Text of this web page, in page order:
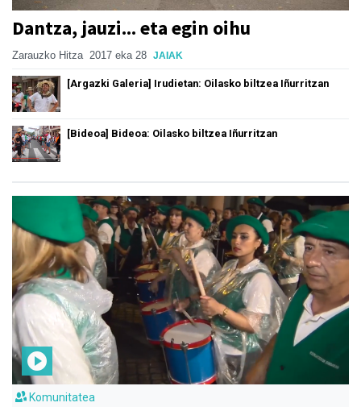
Dantza, jauzi... eta egin oihu
Zarauzko Hitza 2017 eka 28 JAIAK
[Argazki Galeria] Irudietan: Oilasko biltzea Iñurritzan
[Bideoa] Bideoa: Oilasko biltzea Iñurritzan
Komunitatea